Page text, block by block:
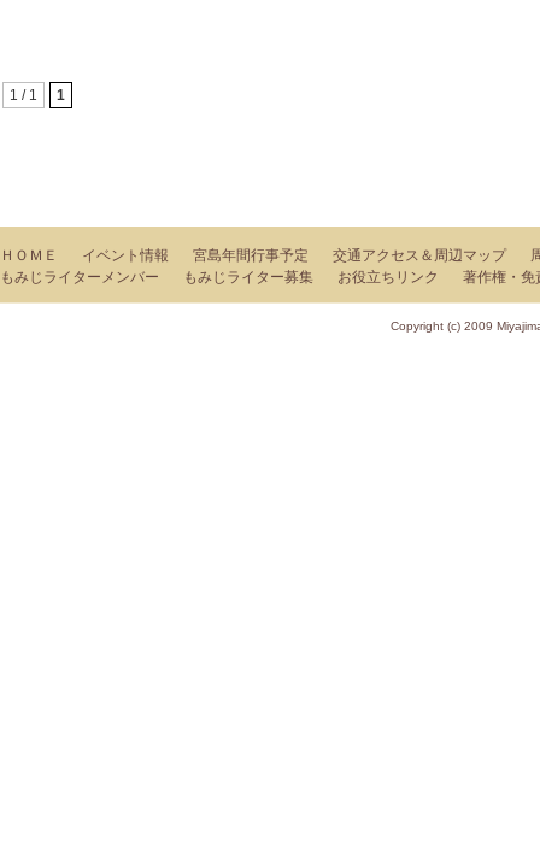
1 / 1 1
ＨＯＭＥ イベント情報 宮島年間行事予定 交通アクセス＆周辺マップ
もみじライターメンバー
もみじライター募集 お役立ちリンク 著作権・免
Copyright (c) 2009